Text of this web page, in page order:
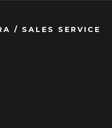
/ SALES SERVICE